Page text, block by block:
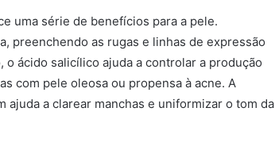
uma série de benefícios para a pele.
preenchendo as rugas e linhas de expressão
ácido salicílico ajuda a controlar a produção
com pele oleosa ou propensa à acne. A
a clarear manchas e uniformizar o tom da